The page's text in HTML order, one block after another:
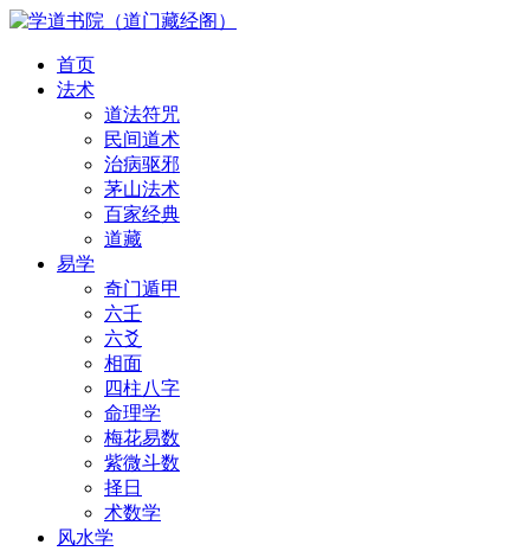
首页
法术
道法符咒
民间道术
治病驱邪
茅山法术
百家经典
道藏
易学
奇门遁甲
六壬
六爻
相面
四柱八字
命理学
梅花易数
紫微斗数
择日
术数学
风水学